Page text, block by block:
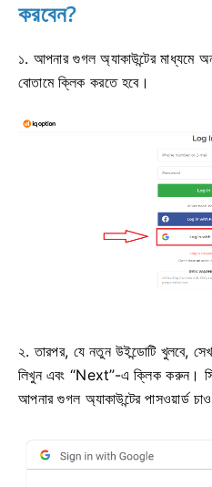
করবেন?
১. আপনার গুগল অ্যাকাউন্টের
বোতামে ক্লিক করতে হবে।
২. তারপর, যে নতুন উইন্ডোটি খুলবে,
লিখুন এবং “Next”-এ ক্লিক করুন।
আপনার গুগল অ্যাকাউন্টের পাসওয়ার্ড